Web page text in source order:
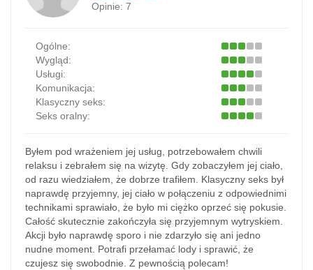
Opinie: 7
Ogólne:
Wygląd:
Usługi:
Komunikacja:
Klasyczny seks:
Seks oralny:
Byłem pod wrażeniem jej usług, potrzebowałem chwili
relaksu i zebrałem się na wizytę. Gdy zobaczyłem jej ciało,
od razu wiedziałem, że dobrze trafiłem. Klasyczny seks był
naprawdę przyjemny, jej ciało w połączeniu z odpowiednimi
technikami sprawiało, że było mi ciężko oprzeć się pokusie.
Całość skutecznie zakończyła się przyjemnym wytryskiem.
Akcji było naprawdę sporo i nie zdarzyło się ani jedno
nudne moment. Potrafi przełamać lody i sprawić, że
czujesz się swobodnie. Z pewnością polecam!